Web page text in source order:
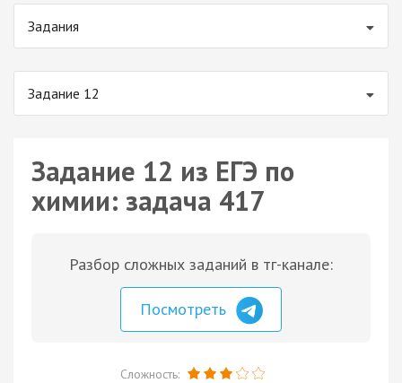
Задания
Задание 12
Задание 12 из ЕГЭ по
химии: задача 417
Разбор сложных заданий в тг-канале:
Посмотреть
Сложность: